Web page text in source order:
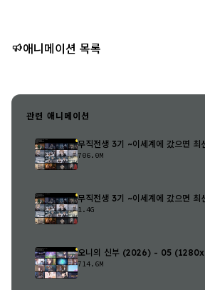
애니메이션 목록
관련 애니메이션
무직전생 3기 ~이세계에 갔으면
706.0M
무직전생 3기 ~이세계에 갔으면
1.4G
오니의 신부 (2026) - 05
714.6M